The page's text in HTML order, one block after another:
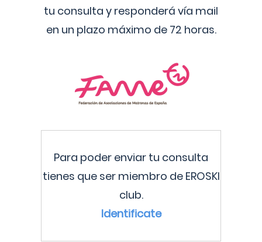
tu consulta y responderá vía mail
en un plazo máximo de 72 horas.
Para poder enviar tu consulta
tienes que ser miembro de EROSKI
club.
Identificate